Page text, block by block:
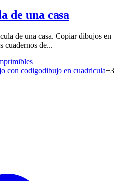
de una casa
de una casa. Copiar dibujos en
cuadernos de...
con codigodibujo en cuadricula+3